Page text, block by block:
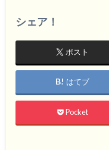
シェア！
ポスト
はてブ
Pocket